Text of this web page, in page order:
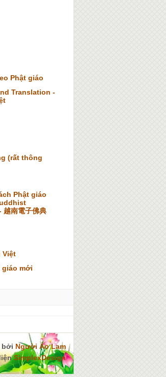
Phật giáo
Translation -
(rất thông
Phật giáo
南電子佛典
Việt
giáo mới
bởi Người Áo Lam
SimplexDesign